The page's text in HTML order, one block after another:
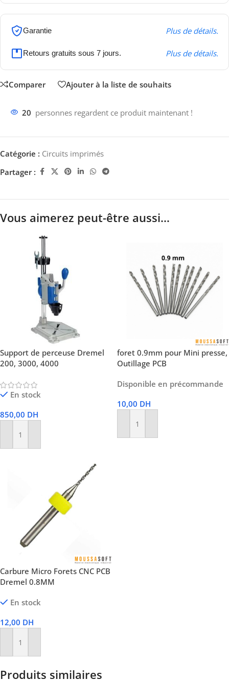
Garantie Plus de détails.
Retours gratuits sous 7 jours. Plus de détails.
Comparer Ajouter à la liste de souhaits
20 personnes regardent ce produit maintenant !
Catégorie : Circuits imprimés
Partager :
Vous aimerez peut-être aussi…
Support de perceuse Dremel
200, 3000, 4000
En stock
850,00 DH
Ajouter Au Panier
foret 0.9mm pour Mini presse,
Outillage PCB
Disponible en précommande
10,00 DH
Ajouter Au Panier
Carbure Micro Forets CNC PCB
Dremel 0.8MM
En stock
12,00 DH
Ajouter Au Panier
Produits similaires